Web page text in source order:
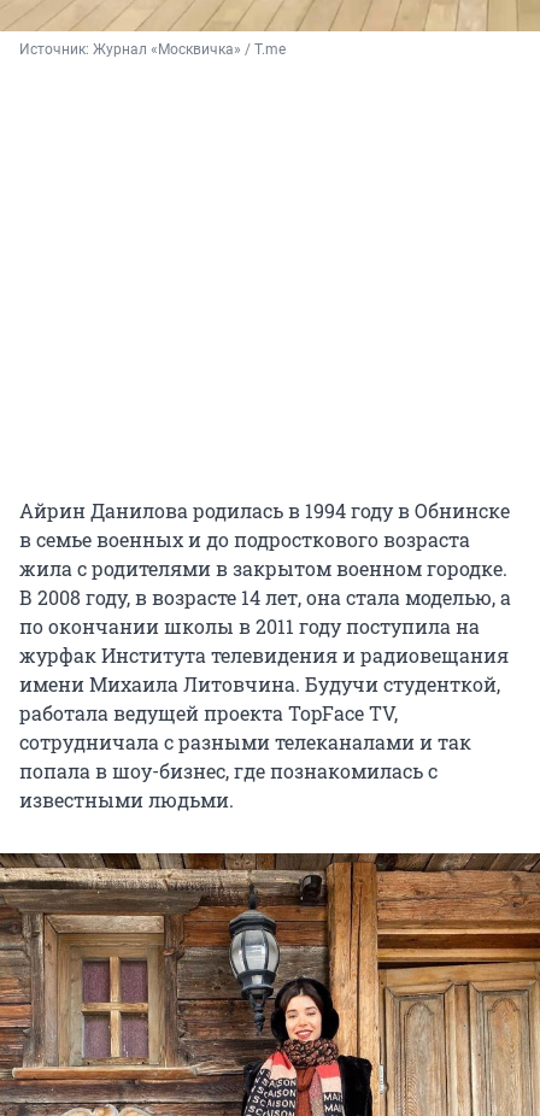
Источник: Журнал «Москвичка» / T.me
Айрин Данилова родилась в 1994 году в Обнинске
в семье военных и до подросткового возраста
жила с родителями в закрытом военном городке.
В 2008 году, в возрасте 14 лет, она стала моделью, а
по окончании школы в 2011 году поступила на
журфак Института телевидения и радиовещания
имени Михаила Литовчина. Будучи студенткой,
работала ведущей проекта TopFace TV,
сотрудничала с разными телеканалами и так
попала в шоу-бизнес, где познакомилась с
известными людьми.